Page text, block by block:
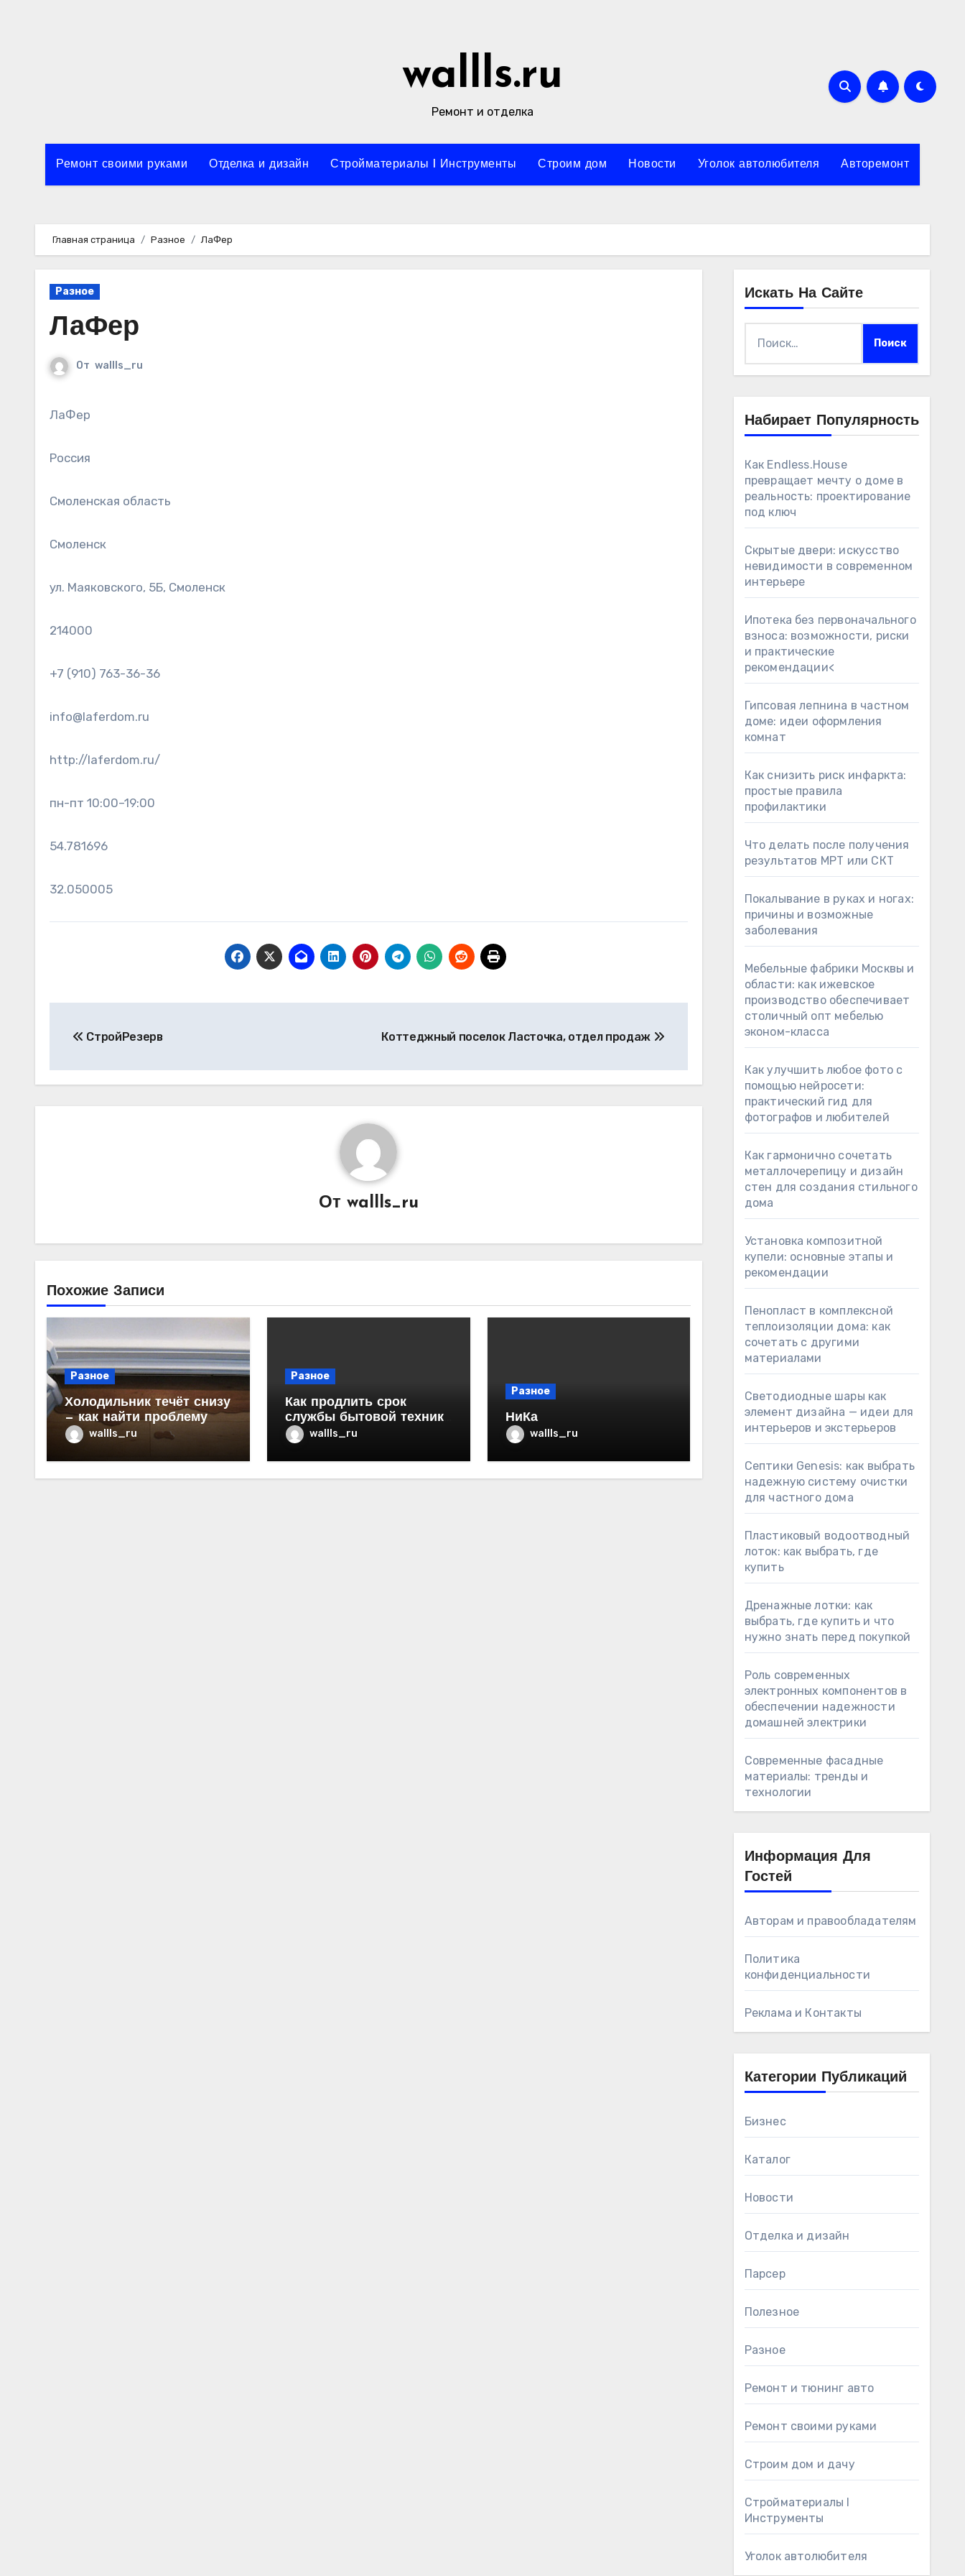
wallls.ru
Ремонт и отделка
Ремонт своими руками Отделка и дизайн Стройматериалы l Инструменты Строим дом Новости Уголок автолюбителя Авторемонт
Главная страница Разное ЛаФер
Разное
ЛаФер
От wallls_ru
ЛаФер
Россия
Смоленская область
Смоленск
ул. Маяковского, 5Б, Смоленск
214000
+7 (910) 763-36-36
info@laferdom.ru
http://laferdom.ru/
пн-пт 10:00–19:00
54.781696
32.050005
по
записям
СтройРезерв Коттеджный поселок Ласточка, отдел продаж
От wallls_ru
Похожие Записи
Разное
Холодильник течёт снизу
— как найти проблему
wallls_ru
Разное
Как продлить срок
службы бытовой техники
в квартире
wallls_ru
Разное
НиКа
wallls_ru
Искать На Сайте
Набирает Популярность
Как Endless.House
превращает мечту о доме в
реальность: проектирование
под ключ
Скрытые двери: искусство
невидимости в современном
интерьере
Ипотека без первоначального
взноса: возможности, риски
и практические
рекомендации<
Гипсовая лепнина в частном
доме: идеи оформления
комнат
Как снизить риск инфаркта:
простые правила
профилактики
Что делать после получения
результатов МРТ или СКТ
Покалывание в руках и ногах:
причины и возможные
заболевания
Мебельные фабрики Москвы и
области: как ижевское
производство обеспечивает
столичный опт мебелью
эконом-класса
Как улучшить любое фото с
помощью нейросети:
практический гид для
фотографов и любителей
Как гармонично сочетать
металлочерепицу и дизайн
стен для создания стильного
дома
Установка композитной
купели: основные этапы и
рекомендации
Пенопласт в комплексной
теплоизоляции дома: как
сочетать с другими
материалами
Светодиодные шары как
элемент дизайна — идеи для
интерьеров и экстерьеров
Септики Genesis: как выбрать
надежную систему очистки
для частного дома
Пластиковый водоотводный
лоток: как выбрать, где
купить
Дренажные лотки: как
выбрать, где купить и что
нужно знать перед покупкой
Роль современных
электронных компонентов в
обеспечении надежности
домашней электрики
Современные фасадные
материалы: тренды и
технологии
Информация Для
Гостей
Авторам и правообладателям
Политика
конфиденциальности
Реклама и Контакты
Категории Публикаций
Бизнес
Каталог
Новости
Отделка и дизайн
Парсер
Полезное
Разное
Ремонт и тюнинг авто
Ремонт своими руками
Строим дом и дачу
Стройматериалы l
Инструменты
Уголок автолюбителя